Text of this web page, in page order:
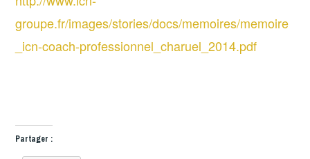
groupe.fr/images/stories/docs/memoires/memoire
_icn-coach-professionnel_charuel_2014.pdf
Partager :